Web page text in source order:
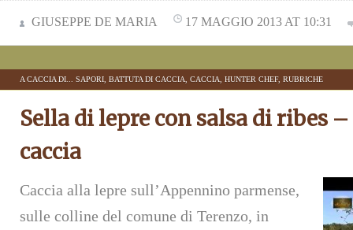
GIUSEPPE DE MARIA 17 MAGGIO 2013 AT 10:31
A CACCIA DI... SAPORI BATTUTA DI CACCIA CACCIA HUNTER CHEF, RUBRICHE
Sella di lepre con salsa di ribes
caccia
Caccia alla lepre sull’Appennino parmense,
sulle colline del comune di Terenzo, in